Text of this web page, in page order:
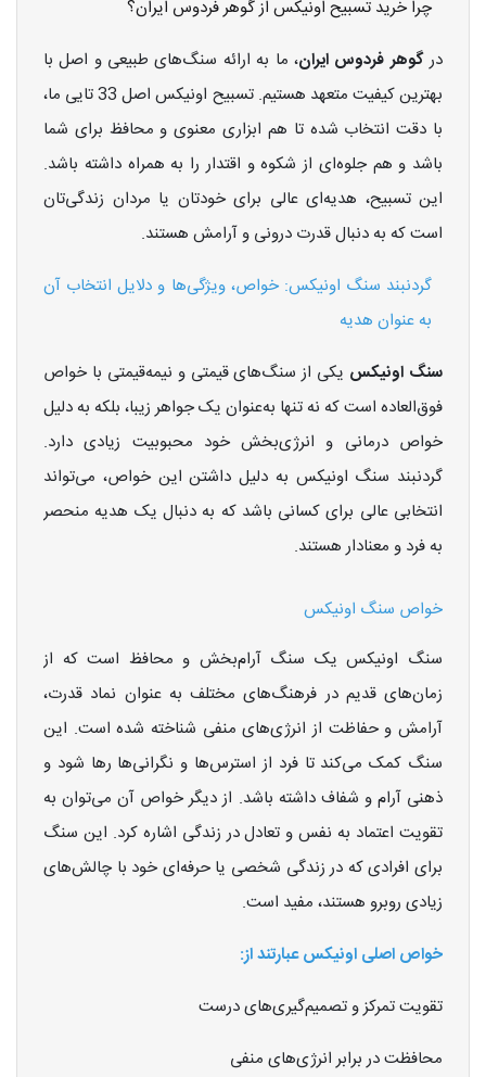
چرا خرید تسبیح اونیکس از گوهر فردوس ایران؟
درگوهر فردوس ایران، ما به ارائه سنگ‌های طبیعی و اصل با
بهترین کیفیت متعهد هستیم. تسبیح اونیکس اصل 33 تایی ما،
با دقت انتخاب شده تا هم ابزاری معنوی و محافظ برای شما
باشد و هم جلوه‌ای از شکوه و اقتدار را به همراه داشته باشد.
این تسبیح، هدیه‌ای عالی برای خودتان یا مردان زندگی‌تان
است که به دنبال قدرت درونی و آرامش هستند.
گردنبند سنگ اونیکس: خواص، ویژگی‌ها و دلایل انتخاب آن
به عنوان هدیه
سنگ اونیکس یکی از سنگ‌های قیمتی و نیمه‌قیمتی با خواص
فوق‌العاده است که نه تنها به‌عنوان یک جواهر زیبا، بلکه به دلیل
خواص درمانی و انرژی‌بخش خود محبوبیت زیادی دارد.
گردنبند سنگ اونیکس به دلیل داشتن این خواص، می‌تواند
انتخابی عالی برای کسانی باشد که به دنبال یک هدیه منحصر
به فرد و معنادار هستند.
خواص سنگ اونیکس
سنگ اونیکس یک سنگ آرام‌بخش و محافظ است که از
زمان‌های قدیم در فرهنگ‌های مختلف به عنوان نماد قدرت،
آرامش و حفاظت از انرژی‌های منفی شناخته شده است. این
سنگ کمک می‌کند تا فرد از استرس‌ها و نگرانی‌ها رها شود و
ذهنی آرام و شفاف داشته باشد. از دیگر خواص آن می‌توان به
تقویت اعتماد به نفس و تعادل در زندگی اشاره کرد. این سنگ
برای افرادی که در زندگی شخصی یا حرفه‌ای خود با چالش‌های
زیادی روبرو هستند، مفید است.
خواص اصلی اونیکس عبارتند از:
تقویت تمرکز و تصمیم‌گیری‌های درست
محافظت در برابر انرژی‌های منفی